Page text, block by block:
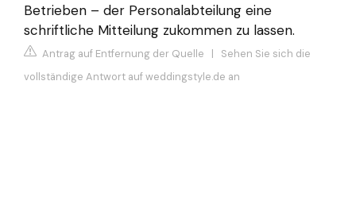
Betrieben – der Personalabteilung eine
schriftliche Mitteilung zukommen zu lassen.
Antrag auf Entfernung der Quelle | Sehen Sie sich die
vollständige Antwort auf weddingstyle.de an